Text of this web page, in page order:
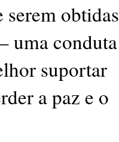
obtidas
uma conduta
suportar
a paz e o